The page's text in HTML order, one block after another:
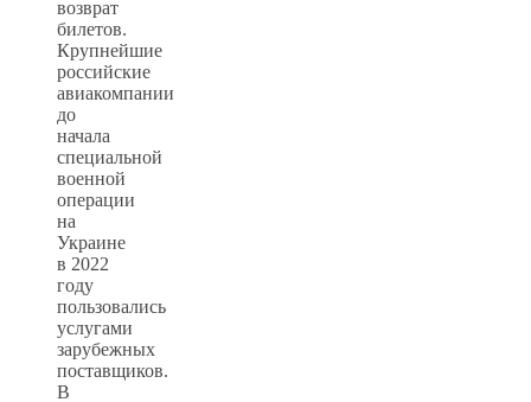
возврат
билетов.
Крупнейшие
российские
авиакомпании
до
начала
специальной
военной
операции
на
Украине
в 2022
году
пользовались
услугами
зарубежных
поставщиков.
В